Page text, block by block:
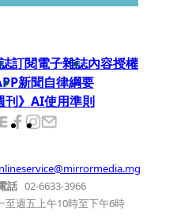
訂閱電子雜誌內容授權
新聞自律綱要
刊》AI使用準則
話 02-6633-3966
至週五上午10時至下午6時